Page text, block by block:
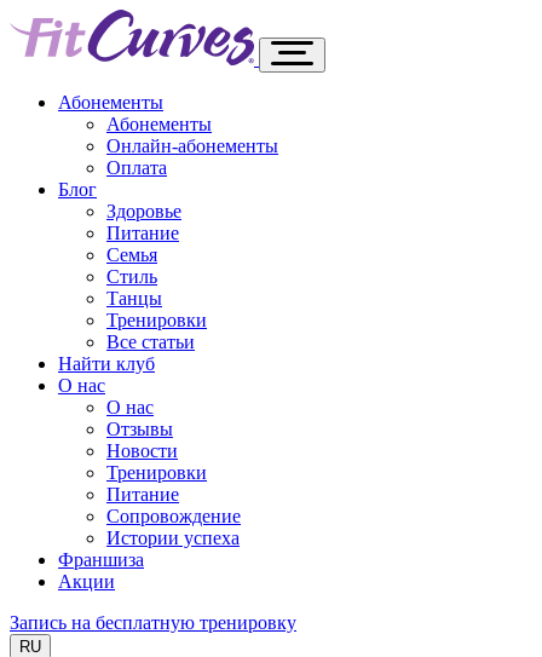
Абонементы
Абонементы
Онлайн-абонементы
Оплата
Блог
Здоровье
Питание
Семья
Стиль
Танцы
Тренировки
Все статьи
Найти клуб
О нас
О нас
Отзывы
Новости
Тренировки
Питание
Сопровождение
Истории успеха
Франшиза
Акции
Запись на бесплатную тренировку
RU